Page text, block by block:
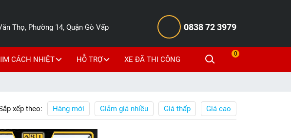
Thọ, Phường 14, Quận Gò Vấp 0838 72 3979
CÁCH NHIỆT HỖ TRỢ XE ĐÃ THI CÔNG
0
xếp theo: Hàng mới Giảm giá nhiều Giá thấp Giá cao